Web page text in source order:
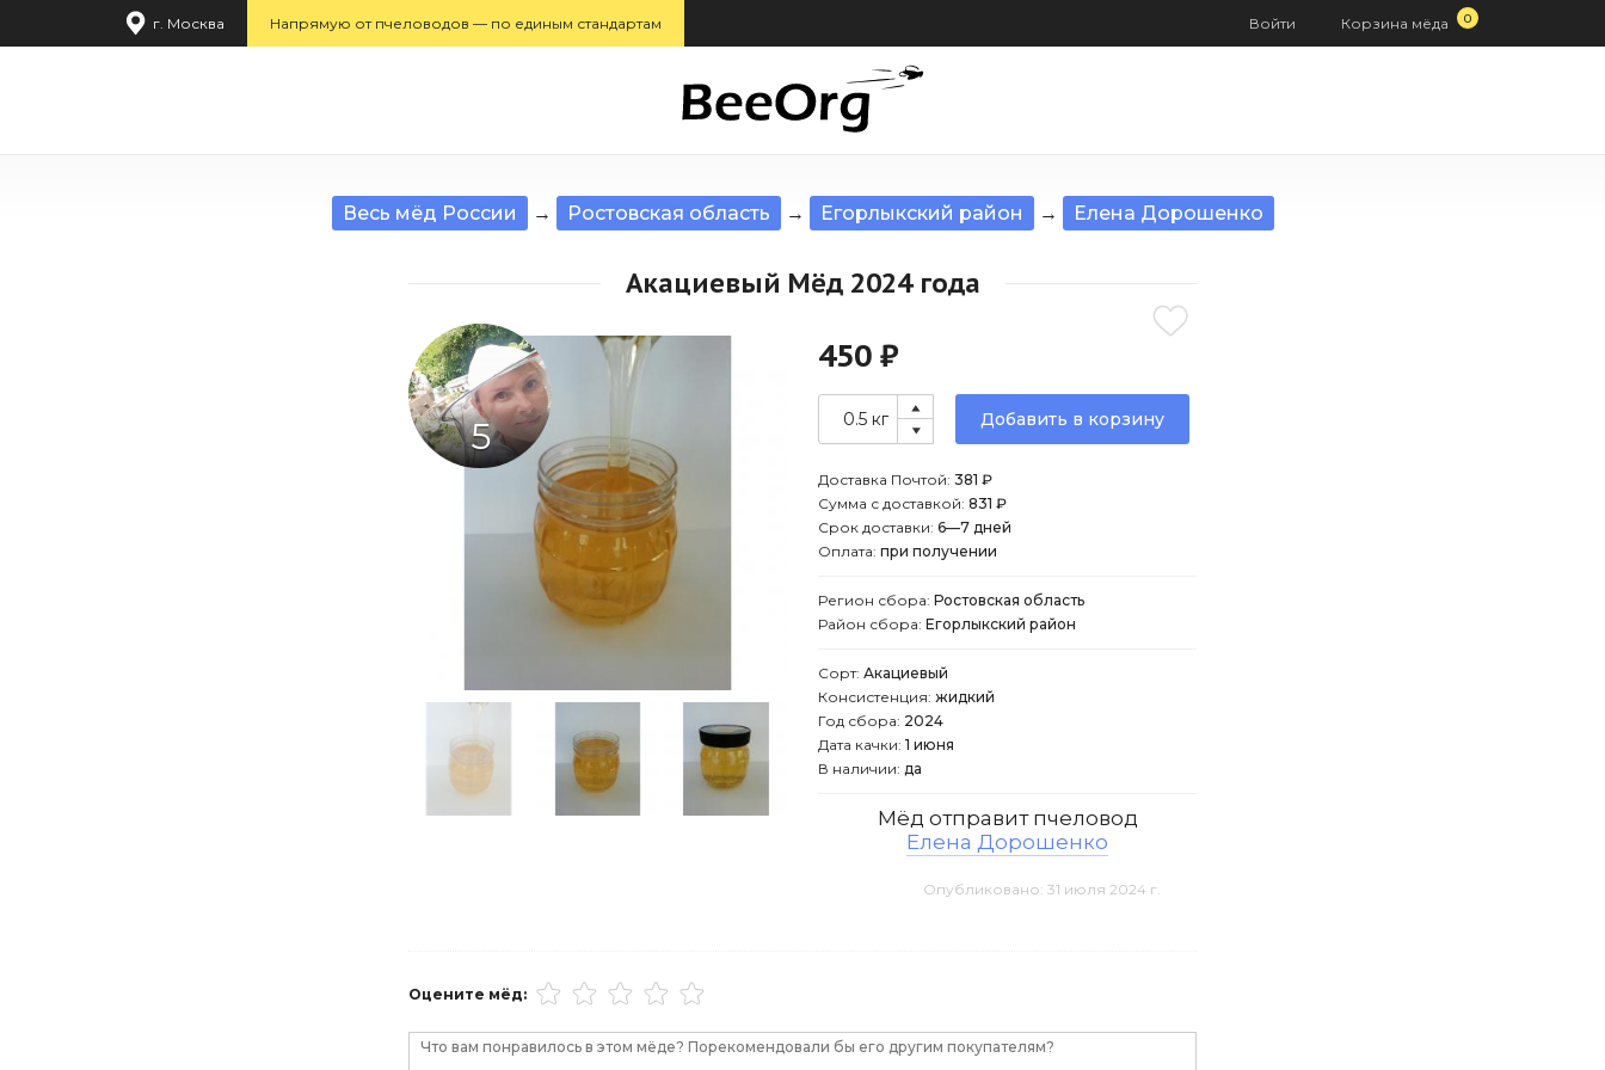
г. Москва Напрямую от пчеловодов — по единым стандартам Корзина мёда 0
Войти
Весь мёд России → Ростовская область → Егорлыкский район → Елена Дорошенко
Акациевый Мёд 2024 года
5
450 ₽
Добавить в корзину
Доставка Почтой: 381 ₽
Сумма с доставкой: 831 ₽
Срок доставки: 6—7 дней
Оплата: при получении
Регион сбора: Ростовская область
Район сбора: Егорлыкский район
Сорт:Акациевый
Консистенция: жидкий
Год сбора: 2024
Дата качки: 1 июня
В наличии: да
Мёд отправитпчеловод
Елена Дорошенко
Опубликовано: 31 июля 2024 г.
Оцените мёд: